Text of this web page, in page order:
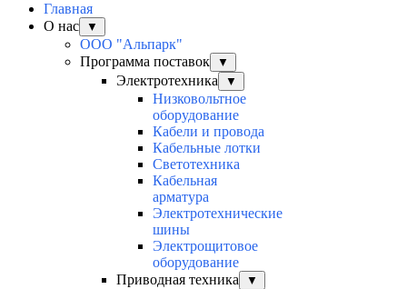
Главная
О нас
▼
ООО "Альпарк"
Программа поставок
▼
Электротехника ▼
Низковольтное
оборудование
Кабели и провода
Кабельные лотки
Светотехника
Кабельная
арматура
Электротехнические
шины
Электрощитовое
оборудование
Приводная техника
▼